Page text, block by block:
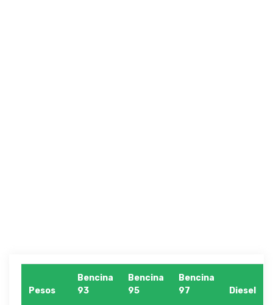
Pesos
Bencina
93
Bencina
95
Bencina
97
Diesel